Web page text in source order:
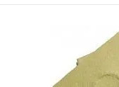
Сравнение